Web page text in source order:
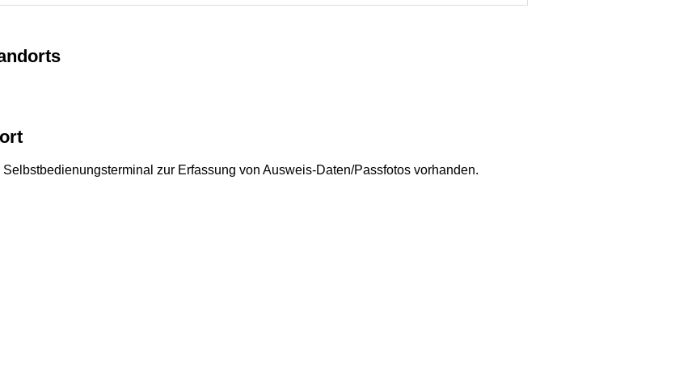
zur Erfassung von Ausweis-Daten/Passfotos vorhanden.